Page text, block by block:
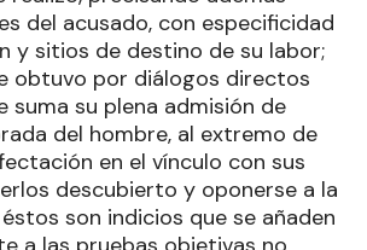
del acusado, con especificidad
y sitios de destino de su labor;
obtuvo por diálogos directos
suma su plena admisión de
del hombre, al extremo de
en el vínculo con sus
descubierto y oponerse a la
son indicios que se añaden